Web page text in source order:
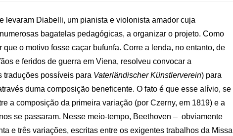
levaram Diabelli, um pianista e violonista amador cuja
bagatelas pedagógicas, a organizar o projeto. Como
o motivo fosse caçar bufunfa. Corre a lenda, no entanto, de
e feridos de guerra em Viena, resolveu convocar a
traduções possíveis para Vaterländischer Künstlerverein) para
duma composição beneficente. O fato é que esse alívio, se
a composição da primeira variação (por Czerny, em 1819) e a
se passaram. Nesse meio-tempo, Beethoven – obviamente
e três variações, escritas entre os exigentes trabalhos da Missa